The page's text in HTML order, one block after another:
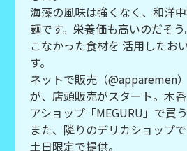
海藻の風味は強くなく、和洋
麺です。栄養価も高いのだそ
こなかった食材を 活用したお
す。
ネットで販売（@apparemen
が、店頭販売がスタート。木
アショップ「MEGURU」で買
また、隣りのデリカショップ
土日限定で提供。